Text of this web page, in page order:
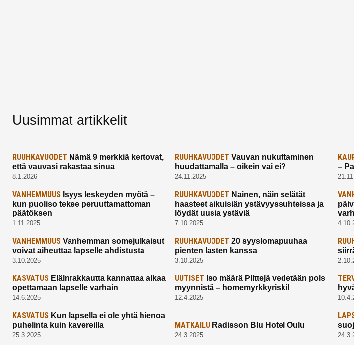
Uusimmat artikkelit
RUUHKAVUODET Nämä 9 merkkiä kertovat,
että vauvasi rakastaa sinua
8.1.2026
RUUHKAVUODET Vauvan nukuttaminen
huudattamalla – oikein vai ei?
24.11.2025
–
VANHEMMUUS Isyys leskeyden myötä –
kun puoliso tekee peruuttamattoman
päätöksen
1.11.2025
RUUHKAVUODET Nainen, näin selätät
haasteet aikuisiän ystävyyssuhteissa ja
löydät uusia ystäviä
7.10.2025
VANHEMMUUS Vanhemman somejulkaisut
voivat aiheuttaa lapselle ahdistusta
3.10.2025
RUUHKAVUODET 20 syyslomapuuhaa
pienten lasten kanssa
3.10.2025
KASVATUS Eläinrakkautta kannattaa alkaa
opettamaan lapselle varhain
14.6.2025
UUTISET Iso määrä Pilttejä vedetään pois
myynnistä – homemyrkkyriski!
12.4.2025
KASVATUS Kun lapsella ei ole yhtä hienoa
puhelinta kuin kavereilla
25.3.2025
MATKAILU Radisson Blu Hotel Oulu
24.3.2025